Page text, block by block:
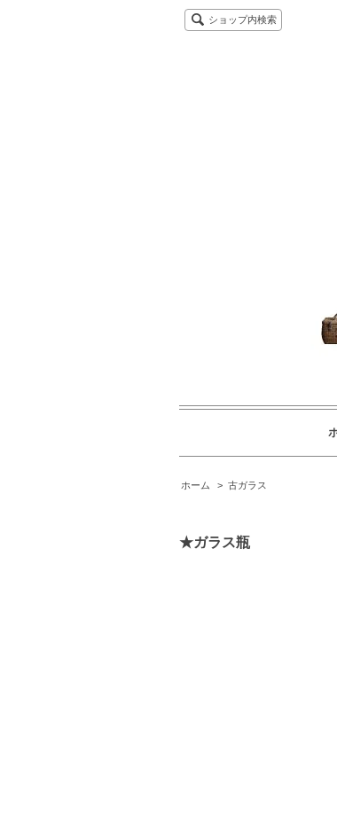
ショップ内検索
ホーム > 古ガラス
★ガラス瓶